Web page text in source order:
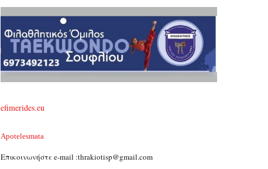
efimerides.eu
Apotelesmata
Επικοινωνήστε e-mail :thrakiotisp@gmail.com